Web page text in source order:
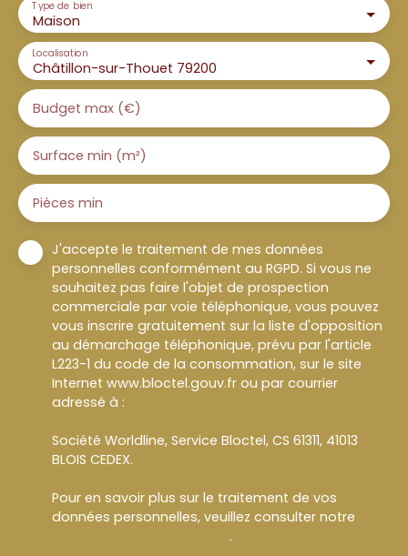
Maison
Type de bien
Châtillon-sur-Thouet 79200
Localisation
Budget max (€)
Surface min (m²)
Pièces min
J'accepte le traitement de mes données
personnelles conformément au RGPD. Si vous ne
souhaitez pas faire l'objet de prospection
commerciale par voie téléphonique, vous pouvez
vous inscrire gratuitement sur la liste d'opposition
au démarchage téléphonique, prévu par l'article
L223-1 du code de la consommation, sur le site
Internet www.bloctel.gouv.fr ou par courrier
adressé à :
Société Worldline, Service Bloctel, CS 61311, 41013
BLOIS CEDEX.
Pour en savoir plus sur le traitement de vos
données personnelles, veuillez consulter notre
.